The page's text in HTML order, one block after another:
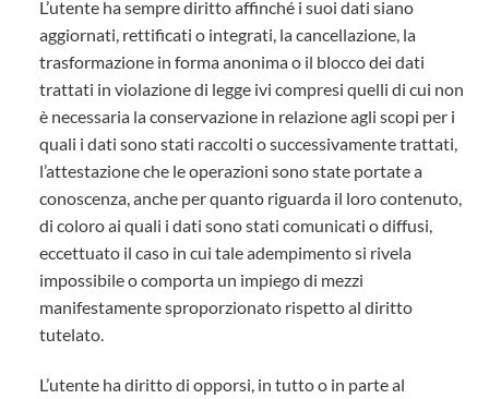
L’utente ha sempre diritto affinché i suoi dati siano
aggiornati, rettificati o integrati, la cancellazione, la
trasformazione in forma anonima o il blocco dei dati
trattati in violazione di legge ivi compresi quelli di cui non
è necessaria la conservazione in relazione agli scopi per i
quali i dati sono stati raccolti o successivamente trattati,
l’attestazione che le operazioni sono state portate a
conoscenza, anche per quanto riguarda il loro contenuto,
di coloro ai quali i dati sono stati comunicati o diffusi,
eccettuato il caso in cui tale adempimento si rivela
impossibile o comporta un impiego di mezzi
manifestamente sproporzionato rispetto al diritto
tutelato.
L’utente ha diritto di opporsi, in tutto o in parte al